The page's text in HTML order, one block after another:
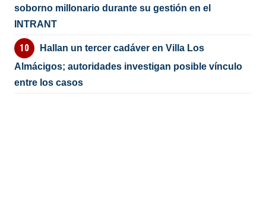
soborno millonario durante su gestión en el
INTRANT
Hallan un tercer cadáver en Villa Los
Almácigos; autoridades investigan posible vínculo
entre los casos